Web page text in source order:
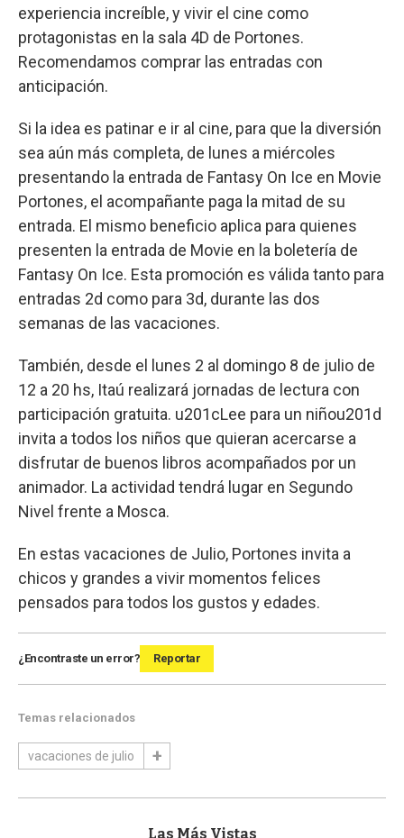
experiencia increíble, y vivir el cine como
protagonistas en la sala 4D de Portones.
Recomendamos comprar las entradas con
anticipación.
Si la idea es patinar e ir al cine, para que la diversión
sea aún más completa, de lunes a miércoles
presentando la entrada de Fantasy On Ice en Movie
Portones, el acompañante paga la mitad de su
entrada. El mismo beneficio aplica para quienes
presenten la entrada de Movie en la boletería de
Fantasy On Ice. Esta promoción es válida tanto para
entradas 2d como para 3d, durante las dos
semanas de las vacaciones.
También, desde el lunes 2 al domingo 8 de julio de
12 a 20 hs, Itaú realizará jornadas de lectura con
participación gratuita. u201cLee para un niñou201d
invita a todos los niños que quieran acercarse a
disfrutar de buenos libros acompañados por un
animador. La actividad tendrá lugar en Segundo
Nivel frente a Mosca.
En estas vacaciones de Julio, Portones invita a
chicos y grandes a vivir momentos felices
pensados para todos los gustos y edades.
¿Encontraste un error? Reportar
Temas relacionados
vacaciones de julio
Las Más Vistas